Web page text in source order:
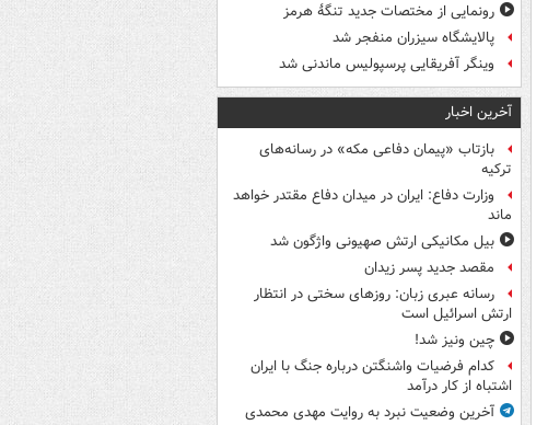
رونمایی از مختصات جدید تنگۀ هرمز
پالایشگاه سیزران منفجر شد
وینگر آفریقایی پرسپولیس ماندنی شد
آخرین اخبار
بازتاب «پیمان دفاعی مکه» در رسانه‌های
ترکیه
وزارت دفاع: ایران در میدان دفاع مقتدر خواهد
ماند
بیل مکانیکی ارتش صهیونی واژگون شد
مقصد جدید پسر زیدان
رسانه عبری زبان: روزهای سختی در انتظار
ارتش اسرائیل است
چین ونیز شد!
کدام فرضیات واشنگتن درباره جنگ با ایران
اشتباه از کار درآمد
آخرین وضعیت نبرد به روایت مهدی محمدی